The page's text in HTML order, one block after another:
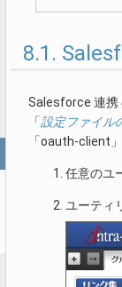
8.1.
Salesforce 連携
「設定ファイル
「oauth-client
任意のユ
ユーティ